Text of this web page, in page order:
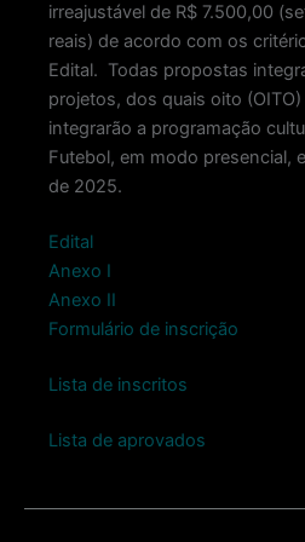
irreajustável de R$ 7.500,00
reais) de acordo com os
Edital. Todas propostas
projetos, dos quais oito
integrarão a programação
Futebol, em modo presencial,
de 2025.
Edital
Anexo I
Anexo II
Formulário de inscrição
Lista de inscritos
Lista de aprovados